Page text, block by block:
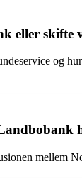
eller skifte
og
mellem